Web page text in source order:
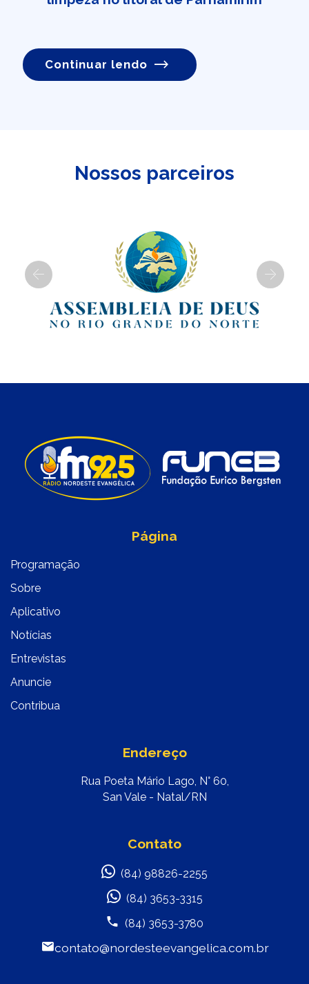
Continuar lendo
Nossos parceiros
Previous Next
Página
Programação
Sobre
Aplicativo
Notícias
Entrevistas
Anuncie
Contribua
Endereço
Rua Poeta Mário Lago, N° 60,
San Vale - Natal/RN
Contato
(84) 98826-2255
(84) 3653-3315
(84) 3653-3780
contato@nordesteevangelica.com.br